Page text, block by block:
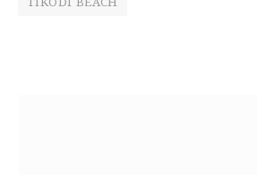
TIKODI BEACH